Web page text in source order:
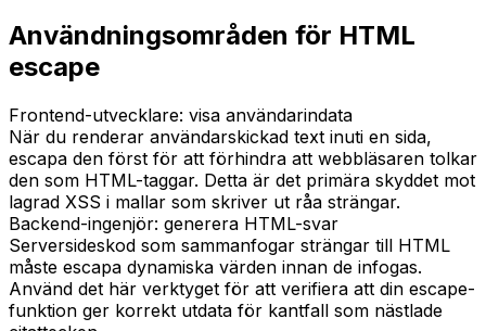
Användningsområden för HTML
escape
Frontend-utvecklare: visa användarindata
När du renderar användarskickad text inuti en sida,
escapa den först för att förhindra att webbläsaren tolkar
den som HTML-taggar. Detta är det primära skyddet mot
lagrad XSS i mallar som skriver ut råa strängar.
Backend-ingenjör: generera HTML-svar
Serversideskod som sammanfogar strängar till HTML
måste escapa dynamiska värden innan de infogas.
Använd det här verktyget för att verifiera att din escape-
funktion ger korrekt utdata för kantfall som nästlade